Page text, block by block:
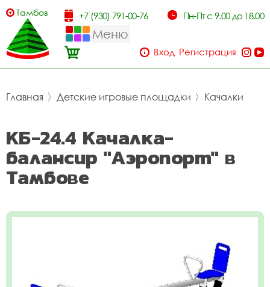
Тамбов +7 (930) 791-00-76 Пн-Пт с 9.00 до 18.00
Меню
Вход Регистрация
Главная 〉 Детские игровые площадки 〉 Качалки
КБ-24.4 Качалка-
балансир "Аэропорт" в
Тамбове